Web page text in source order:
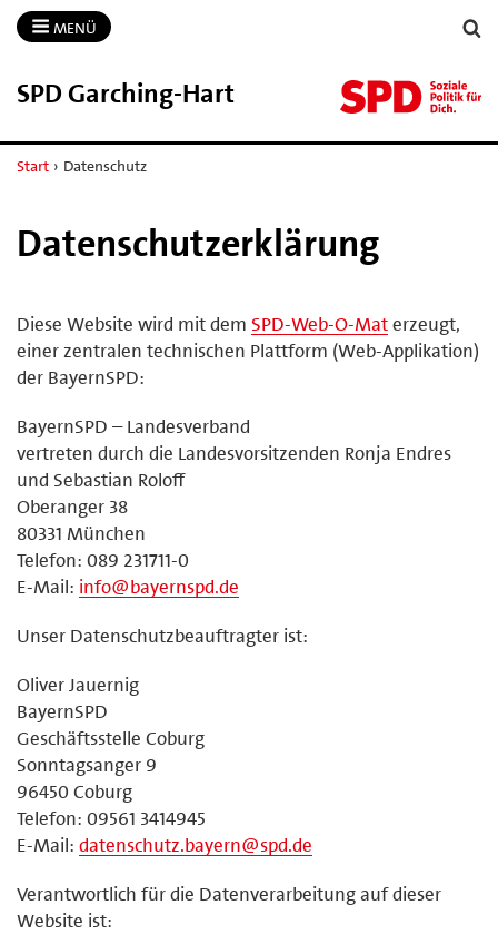
MENÜ
SPD Garching-​Hart
Start › Datenschutz
Datenschutzerklärung
Diese Website wird mit dem SPD-Web-O-Materzeugt,
einer zentralen technischen Plattform (Web-Applikation)
der BayernSPD:
BayernSPD – Landesverband
vertreten durch die Landesvorsitzenden Ronja Endres
und Sebastian Roloff
Oberanger 38
80331 München
Telefon: 089 231711-0
E-Mail: info@bayernspd.de
Unser Datenschutzbeauftragter ist:
Oliver Jauernig
BayernSPD
Geschäftsstelle Coburg
Sonntagsanger 9
96450 Coburg
Telefon: 09561 3414945
E-Mail: datenschutz.bayern@spd.de
Verantwortlich für die Datenverarbeitung auf dieser
Website ist: